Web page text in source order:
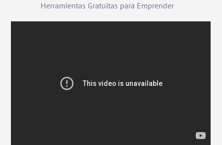
Herramientas Gratuitas para Emprender